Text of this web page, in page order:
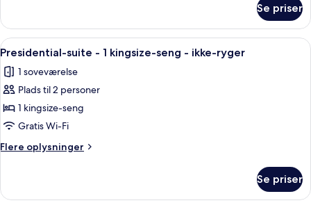
med
sovesofa
-
hjørneværelse
værelse
1
seng
med
-
hjørneværelse
Se priser
Indlæs
alle
billeder
af
Presidential-
suite
-
1
seng
Presidential-suite - 1 kingsize-seng
9
Presidential-suite - 1 kingsize-seng - ikke-ryger
1 soveværelse
Plads til 2 personer
1 kingsize-seng
Gratis Wi-Fi
Flere oplysninger
Flere
suite
Se priser